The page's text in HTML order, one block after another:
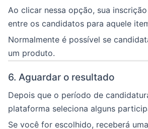
Ao clicar nessa opção, sua
entre os candidatos para aquele
Normalmente é possível se
um produto.
6. Aguardar o resultado
Depois que o período de
plataforma seleciona alguns
Se você for escolhido, receberá